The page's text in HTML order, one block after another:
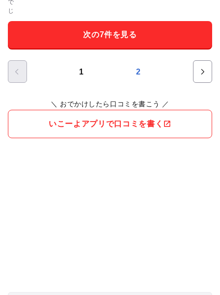
次の7件を見る
1 2
＼ おでかけしたら口コミを書こう ／
いこーよアプリで口コミを書く